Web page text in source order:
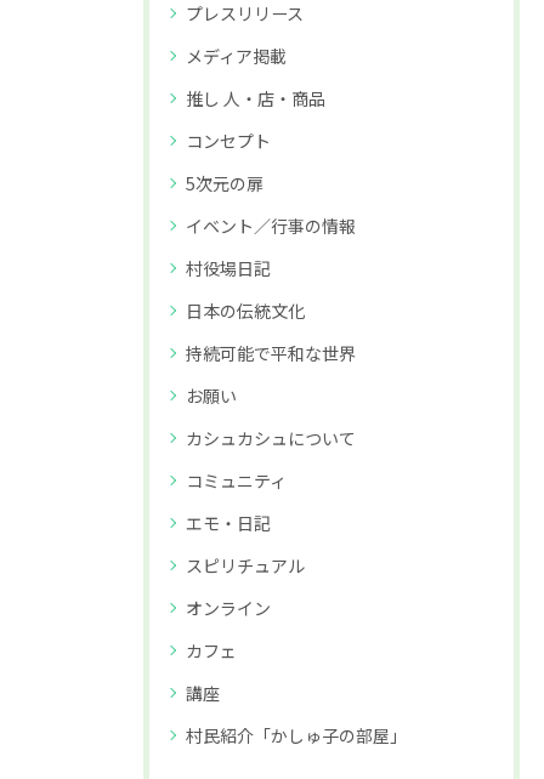
プレスリリース
メディア掲載
推し 人・店・商品
コンセプト
5次元の扉
イベント／行事の情報
村役場日記
日本の伝統文化
持続可能で平和な世界
お願い
カシュカシュについて
コミュニティ
エモ・日記
スピリチュアル
オンライン
カフェ
講座
村民紹介「かしゅ子の部屋」